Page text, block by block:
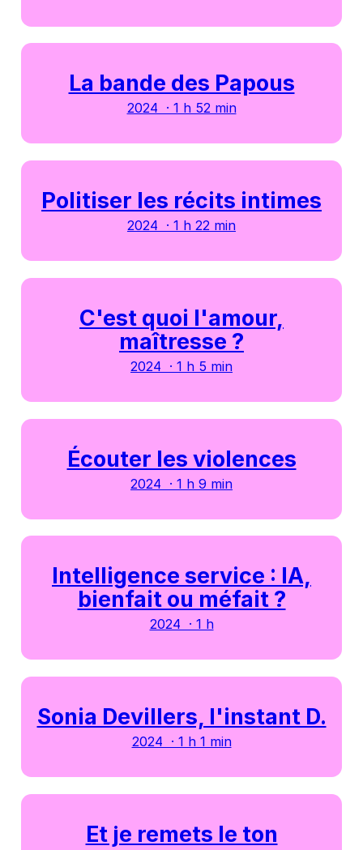
La bande des Papous
2024 · 1 h 52 min
Politiser les récits intimes
2024 · 1 h 22 min
C'est quoi l'amour,
maîtresse ?
2024 · 1 h 5 min
Écouter les violences
2024 · 1 h 9 min
Intelligence service : IA,
bienfait ou méfait ?
2024 · 1 h
Sonia Devillers, l'instant D.
2024 · 1 h 1 min
Et je remets le ton